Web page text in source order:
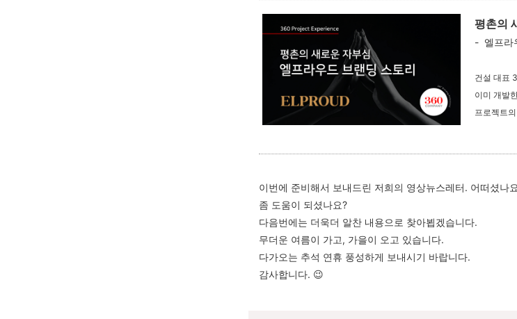
평촌의
- 엘프라
건설 대표
이미 개발
프로젝트
이번에 준비해서 보내드린 저희의 영상뉴스레터. 어떠셨나요
좀 도움이 되셨나요?
다음번에는 더욱더 알찬 내용으로 찾아뵙겠습니다.
무더운 여름이 가고, 가을이 오고 있습니다.
다가오는 추석 연휴 풍성하게 보내시기 바랍니다.
감사합니다. 😉